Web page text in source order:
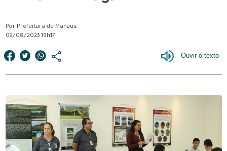
Por Prefeitura de Manaus
09/08/2023 19h17